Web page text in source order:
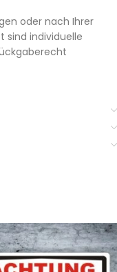
oder nach Ihrer
sind individuelle